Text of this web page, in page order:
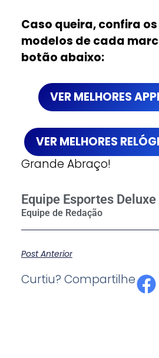
Caso queira, confira
modelos de cada
botão abaixo:
VER MELHORES
VER MELHORES
Grande Abraço!
Equipe Esportes Deluxe
Post Anterior
Curtiu? Compartilhe